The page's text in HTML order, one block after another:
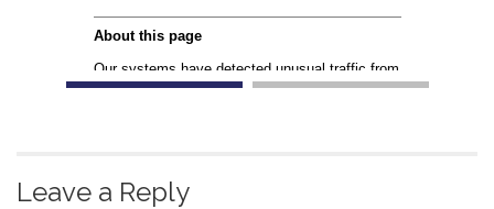
Leave a Reply